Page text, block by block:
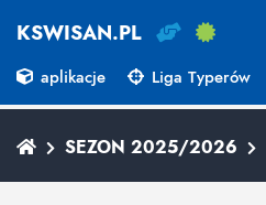
KSWISAN.PL
aplikacje Liga Typerów
SEZON 2025/2026